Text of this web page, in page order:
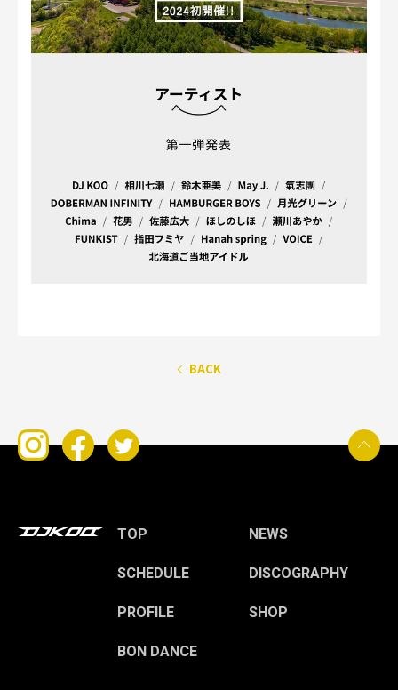
BACK
TOP
NEWS
SCHEDULE
DISCOGRAPHY
PROFILE
SHOP
BON DANCE